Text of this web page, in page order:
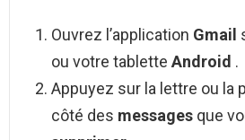
Ouvrez l’application Gmail
ou votre tablette Android .
Appuyez sur la lettre ou la
côté des messages que